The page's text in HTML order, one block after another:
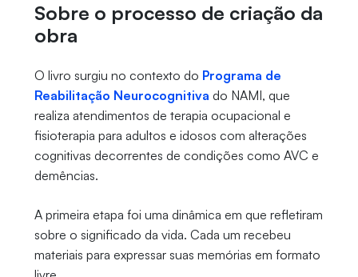
Sobre o processo de criação da
obra
O livro surgiu no contexto do Programa de
Reabilitação Neurocognitiva do NAMI, que
realiza atendimentos de terapia ocupacional e
fisioterapia para adultos e idosos com alterações
cognitivas decorrentes de condições como AVC e
demências.
A primeira etapa foi uma dinâmica em que refletiram
sobre o significado da vida. Cada um recebeu
materiais para expressar suas memórias em formato